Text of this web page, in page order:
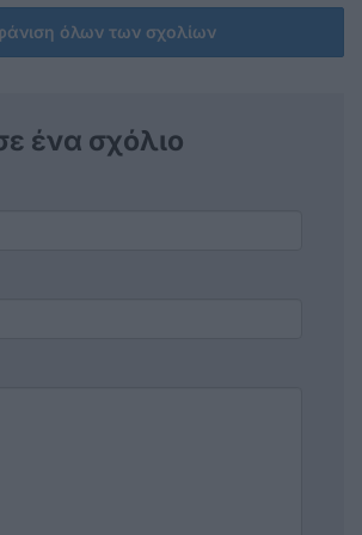
όλων των σχολίων
ένα σχόλιο